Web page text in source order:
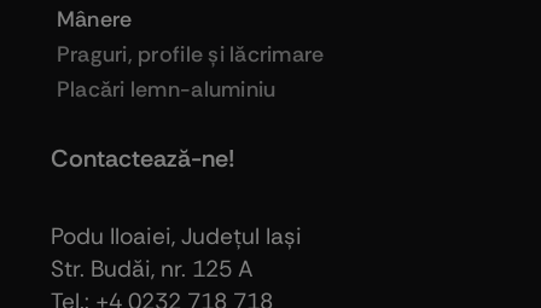
Mânere
Praguri, profile şi lăcrimare
Placări lemn-aluminiu
Contactează-ne!
Podu Iloaiei, Judeţul Iaşi
Str. Budăi, nr. 125 A
Tel.: +4 0232 718 718